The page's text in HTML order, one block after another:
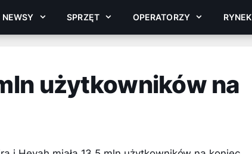
NEWSY SPRZĘT OPERATORZY RYNEK
użytkowników na